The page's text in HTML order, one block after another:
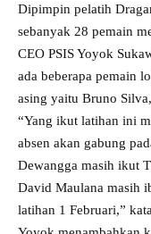
Dipimpin pelatih
sebanyak 28 pemain
CEO PSIS Yoyok
ada beberapa pemain
asing yaitu Bruno
“Yang ikut latihan ini
absen akan gabung
Dewangga masih ikut
David Maulana masih
latihan 1 Februari,”